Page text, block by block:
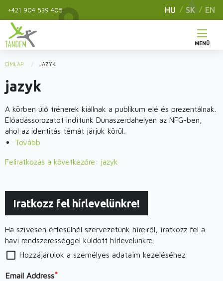
tartalomra
+421 904 539 405 HU SK EN
Main
navigation
MENÜ
are
CÍMLAP JAZYK
jazyk
A körben ülő trénerek kiállnak a publikum elé és prezentálnak.
Előadássorozatot indítunk Dunaszerdahelyen az NFG-ben,
ahol az identitás témát járjuk körül.
Tovább
Feliratkozás a következőre: jazyk
Iratkozz fel hírlevelünkre!
Ha szívesen értesülnél szervezetünk híreiről, íratkozz fel a
havi rendszerességgel küldött hírlevelünkre.
Hozzájárulok a személyes adataim kezeléséhez
Email Address